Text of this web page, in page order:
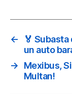
←
🏅
un auto
→
Mexibus,
Multan!